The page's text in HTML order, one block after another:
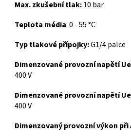
Max. zkušební tlak:10 bar
Teplota média:0 - 55 °C
Typ tlakové přípojky:G1/4 palce
Dimenzované provozní napětí Ue
400 V
Dimenzované provozní napětí Ue
400 V
Dimenzovaný provozní výkon při